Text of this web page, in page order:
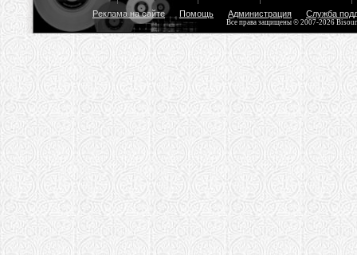
Реклама на сайте Помощь Администрация Служба
Все права защищены © 2007-2026